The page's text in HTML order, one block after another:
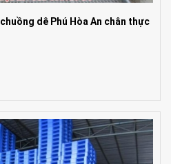
dê Phú Hòa An chân thực